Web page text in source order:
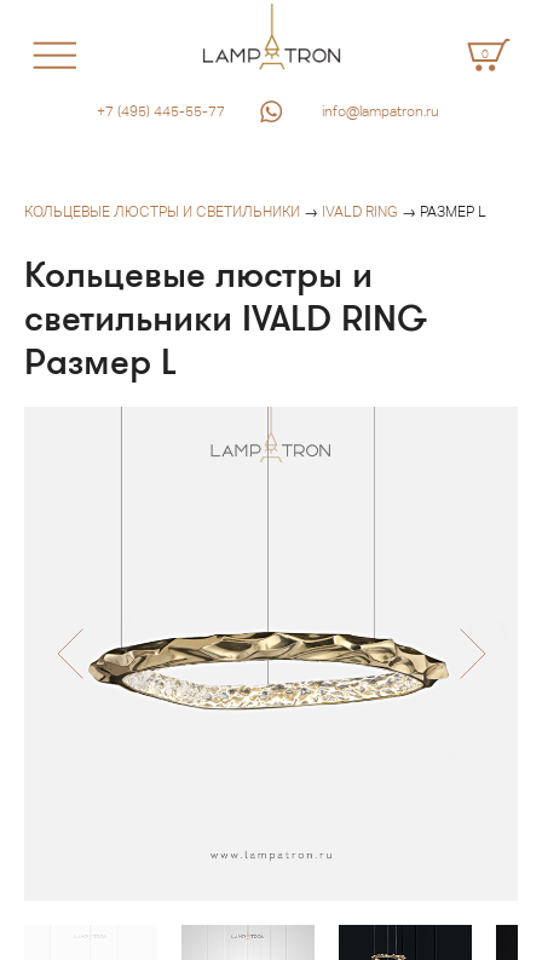
0
+7 (495) 445-55-77 info@lampatron.ru
КОЛЬЦЕВЫЕ ЛЮСТРЫ И СВЕТИЛЬНИКИ → IVALD RING → РАЗМЕР L
Кольцевые люстры и
светильники IVALD RING
Размер L